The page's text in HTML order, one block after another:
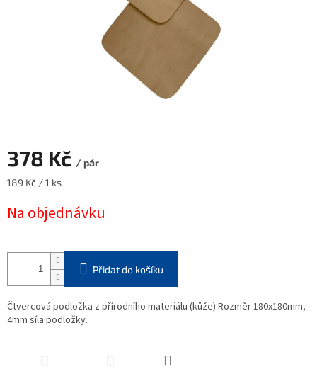
378 Kč / pár
Měrná
189 Kč / 1 ks
Na objednávku
Přidat do košíku
Čtvercová podložka z přírodního materiálu (kůže) Rozměr 180x180mm,
4mm síla podložky.